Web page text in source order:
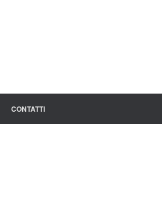
CONTATTI